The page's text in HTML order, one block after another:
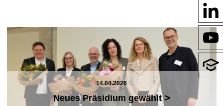
14.04.2026
Neues Präsidium gewählt>